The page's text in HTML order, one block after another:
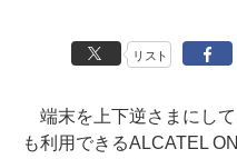
リスト
端末を上下逆さまにして
も利用できるALCATEL ON